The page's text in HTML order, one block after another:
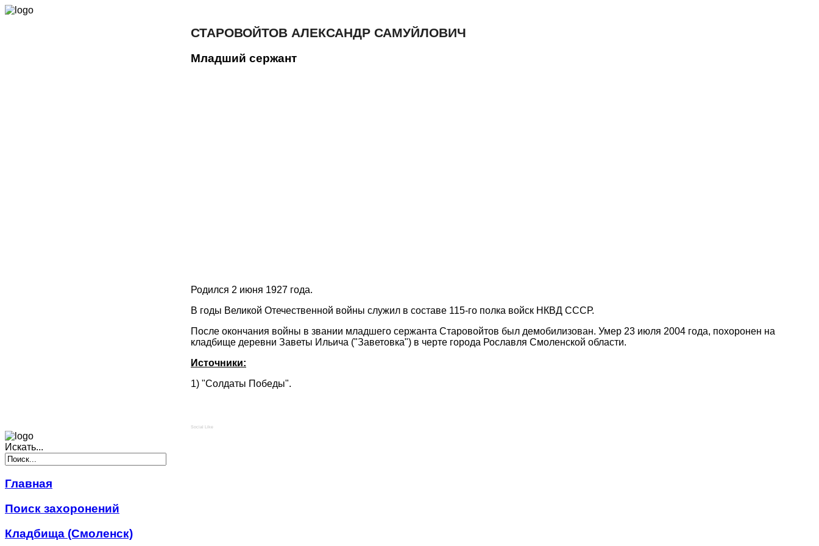
СТАРОВОЙТОВ АЛЕКСАНДР САМУЙЛОВИЧ
Младший сержант
Родился 2 июня 1927 года.
В годы Великой Отечественной войны служил в составе 115-го полка войск НКВД СССР.
После окончания войны в звании младшего сержанта Старовойтов был демобилизован. Умер 23 июля 2004 года, похоронен на
кладбище деревни Заветы Ильича ("Заветовка") в черте города Рославля Смоленской области.
Источники:
1) "Солдаты Победы".
Social Like
Искать...
Главная
Поиск захоронений
Кладбища (Смоленск)